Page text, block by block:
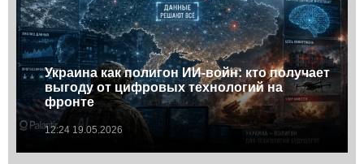
Украина как полигон ИИ-войн: кто получает
выгоду от цифровых технологий на
фронте
12:24 19.05.2026